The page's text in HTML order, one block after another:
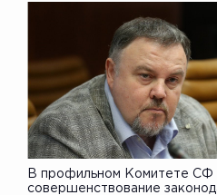
В профильном Комитете СФ
совершенствование